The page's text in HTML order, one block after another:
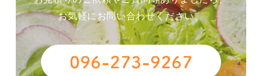
お気軽にお問い合わせください。